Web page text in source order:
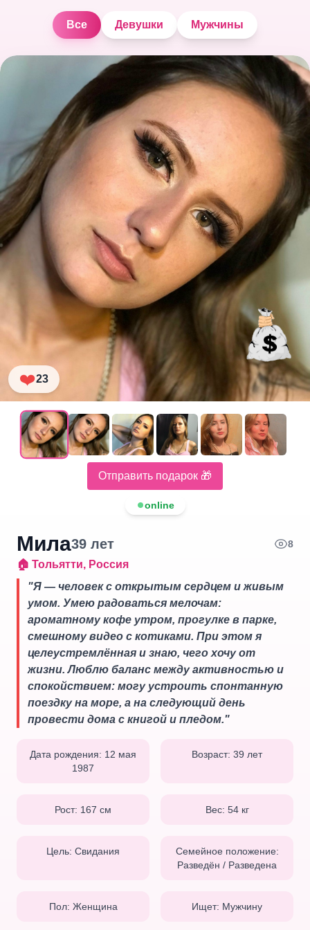
Все Девушки Мужчины
❤️23
Отправить подарок 🎁
online
Мила39 лет 8
🏠 Тольятти, Россия
"Я — человек с открытым сердцем и живым
умом. Умею радоваться мелочам:
ароматному кофе утром, прогулке в парке,
смешному видео с котиками. При этом я
целеустремлённая и знаю, чего хочу от
жизни. Люблю баланс между активностью и
спокойствием: могу устроить спонтанную
поездку на море, а на следующий день
провести дома с книгой и пледом."
Дата рождения: 12 мая
1987
Возраст: 39 лет
Рост: 167 см Вес: 54кг
Цель: Свидания
Семейное положение:
Разведён / Разведена
Пол: Женщина Ищет: Мужчину